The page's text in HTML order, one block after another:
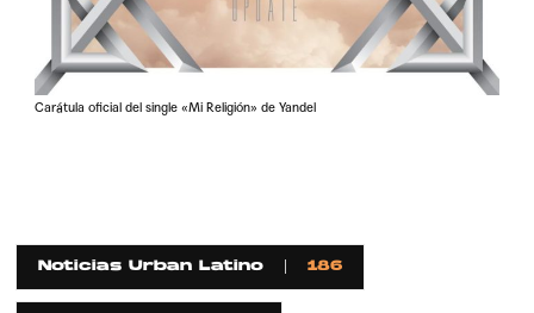
Carátula oficial del single «Mi Religión» de Yandel
Noticias Urban Latino 186